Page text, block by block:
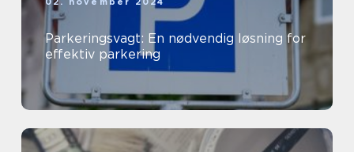
Parkeringsvagt: En nødvendig løsning for
effektiv parkering